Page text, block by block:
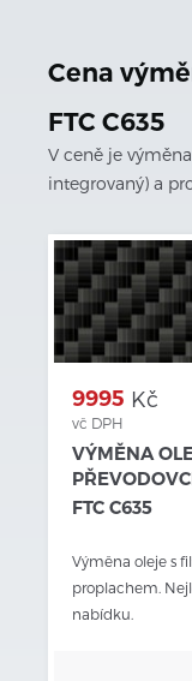
Cena
FTC C635
V ceně je
integrovaný) a
VÝMĚNA
FTC C635
9995 Kč
vč DPH
Výměna oleje s
proplachem.
nabídku.